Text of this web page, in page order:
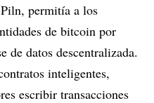
permitía a los
de bitcoin por
de datos descentralizada.
inteligentes,
escribir transacciones